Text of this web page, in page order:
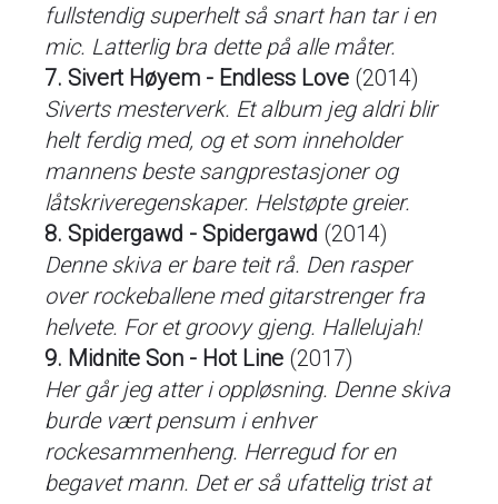
fullstendig superhelt så snart han tar i en
mic. Latterlig bra dette på alle måter.
7. Sivert Høyem - Endless Love (2014)
Siverts mesterverk. Et album jeg aldri blir
helt ferdig med, og et som inneholder
mannens beste sangprestasjoner og
låtskriveregenskaper. Helstøpte greier.
8. Spidergawd - Spidergawd (2014)
Denne skiva er bare teit rå. Den rasper
over rockeballene med gitarstrenger fra
helvete. For et groovy gjeng. Hallelujah!
9. Midnite Son - Hot Line (2017)
Her går jeg atter i oppløsning. Denne skiva
burde vært pensum i enhver
rockesammenheng. Herregud for en
begavet mann. Det er så ufattelig trist at